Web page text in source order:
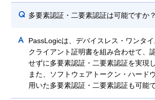
Q 多要素認証・二要素認証は可能ですか？
A
PassLogicは、デバイスレス・ワンタ
クライアント証明書を組み合わせて、
せずに多要素認証・二要素認証を実現し
また、ソフトウェアトークン・ハード
用いた多要素認証・二要素認証も可能で